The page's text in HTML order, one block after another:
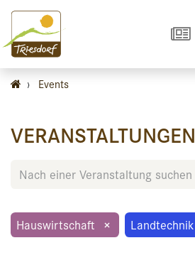
› Events
VERANSTALTUNGEN
Hauswirtschaft × Landtechnik